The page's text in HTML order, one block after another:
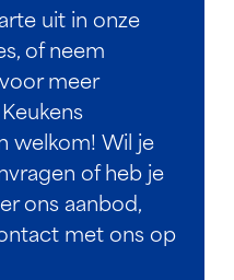
uit in onze
of neem
meer
welkom! Wil je
of heb je
ons aanbod,
met ons op